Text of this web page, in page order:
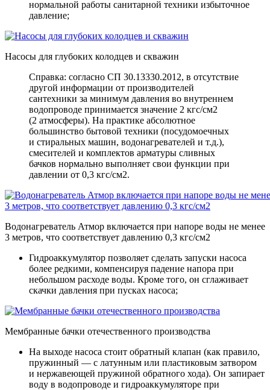
нормальной работы санитарной техники избыточное
давление;
Насосы для глубоких колодцев и скважин
Справка: согласно СП 30.13330.2012, в отсутствие
другой информации от производителей
сантехники за минимум давления во внутреннем
водопроводе принимается значение 2 кгс/см2
(2 атмосферы). На практике абсолютное
большинство бытовой техники (посудомоечных
и стиральных машин, водонагревателей и т.д.),
смесителей и комплектов арматуры сливных
бачков нормально выполняет свои функции при
давлении от 0,3 кгс/см2.
Водонагреватель Атмор включается при напоре воды не менее
3 метров, что соответствует давлению 0,3 кгс/см2
Гидроаккумулятор позволяет сделать запуски насоса
более редкими, компенсируя падение напора при
небольшом расходе воды. Кроме того, он сглаживает
скачки давления при пусках насоса;
Мембранные бачки отечественного производства
На выходе насоса стоит обратный клапан (как правило,
пружинный — с латунным или пластиковым затвором
и нержавеющей пружиной обратного хода). Он запирает
воду в водопроводе и гидроаккумуляторе при